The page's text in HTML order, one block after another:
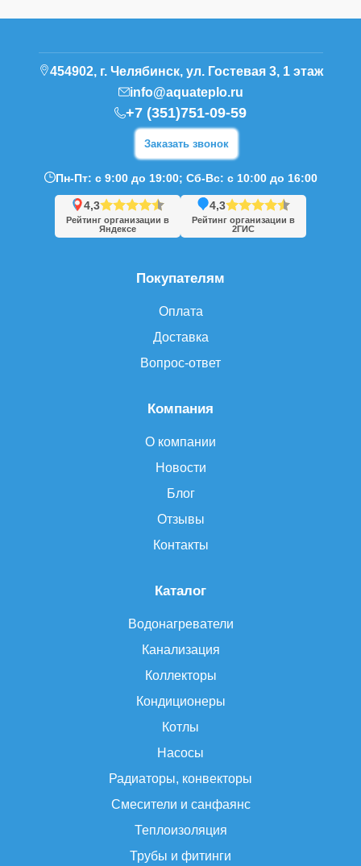
Каталог
Водонагреватели
Канализация
Коллекторы
Кондиционеры
Котлы
Насосы
Радиаторы, конвекторы
Смесители и санфаянс
Теплоизоляция
Трубы и фитинги
Компания
О компании
Новости
Блог
Отзывы
Контакты
Покупателям
Оплата
Доставка
Вопрос-ответ
454902, г. Челябинск, ул. Гостевая 3, 1 этаж
info@aquateplo.ru
+7 (351)751-09-59
Заказать звонок
Пн-Пт: с 9:00 до 19:00; Сб-Вс: с 10:00 до 16:00
4,3
Рейтинг организации в
Яндексе
4,3
Рейтинг организации в
2ГИС